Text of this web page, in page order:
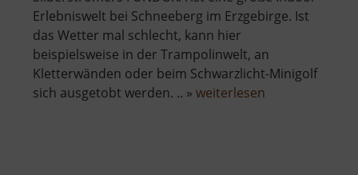
Erlebniswelt bei Schneeberg im Erzgebirge. Ist
das Wetter mal schlecht, kann hier
beispielsweise in der Trampolinwelt, an
Kletterwänden oder beim Schwarzlicht-Minigolf
sich ausgetobt werden. .. » weiterlesen